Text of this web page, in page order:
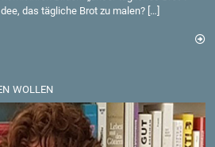
das täg­li­che Brot zu malen? […]
WOL­LEN